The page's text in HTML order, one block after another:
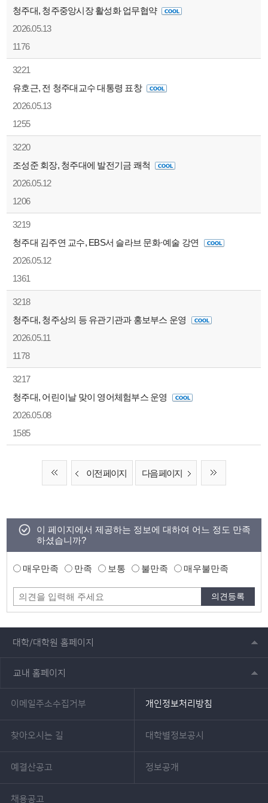
청주대, 청주중앙시장 활성화 업무협약
2026.05.13
1176
3221
유호근, 전 청주대교수 대통령 표창
2026.05.13
1255
3220
조성준 회장, 청주대에 발전기금 쾌척
2026.05.12
1206
3219
청주대 김주연 교수, EBS서 슬라브 문화·예술 강연
2026.05.12
1361
3218
청주대, 청주상의 등 유관기관과 홍보부스 운영
2026.05.11
1178
3217
청주대, 어린이날 맞이 영어체험부스 운영
2026.05.08
1585
이전 페이지 다음 페이지
이 페이지에서 제공하는 정보에 대하여 어느 정도 만족
하셨습니까?
매우만족 만족 보통 불만족 매우불만족
대학/대학원 홈페이지
교내 홈페이지
이메일주소수집거부 개인정보처리방침
찾아오시는 길 대학별정보공시
예결산공고 정보공개
채용공고